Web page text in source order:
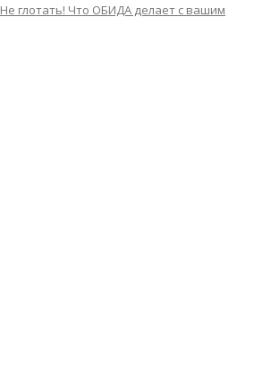
Не глотать! Что ОБИДА делает с вашим